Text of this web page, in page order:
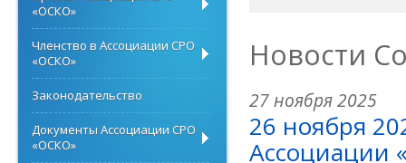
Новости
27 ноября 2025
26 ноября
Ассоциации
«ОСКО»
Членство в Ассоциации СРО
«ОСКО»
Законодательство
Документы Ассоциации СРО
«ОСКО»